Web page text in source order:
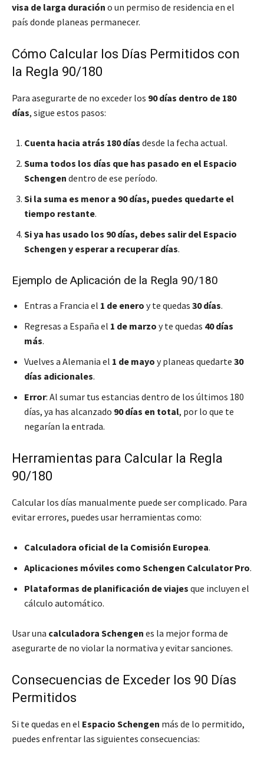
visa de larga duración o un permiso de residencia en el
país donde planeas permanecer.
Cómo Calcular los Días Permitidos con
la Regla 90/180
Para asegurarte de no exceder los 90 días dentro de 180
días, sigue estos pasos:
Cuenta hacia atrás 180 días desde la fecha actual.
Suma todos los días que has pasado en el Espacio
Schengen dentro de ese período.
Si la suma es menor a 90 días, puedes quedarte el
tiempo restante.
Si ya has usado los 90 días, debes salir del Espacio
Schengen y esperar a recuperar días.
Ejemplo de Aplicación de la Regla 90/180
Entras a Francia el 1 de enero y te quedas 30 días.
Regresas a España el 1 de marzo y te quedas 40 días
más.
Vuelves a Alemania el 1 de mayo y planeas quedarte 30
días adicionales.
Error: Al sumar tus estancias dentro de los últimos 180
días, ya has alcanzado 90 días en total, por lo que te
negarían la entrada.
Herramientas para Calcular la Regla
90/180
Calcular los días manualmente puede ser complicado. Para
evitar errores, puedes usar herramientas como:
Calculadora oficial de la Comisión Europea.
Aplicaciones móviles como Schengen Calculator Pro.
Plataformas de planificación de viajes que incluyen el
cálculo automático.
Usar una calculadora Schengen es la mejor forma de
asegurarte de no violar la normativa y evitar sanciones.
Consecuencias de Exceder los 90 Días
Permitidos
Si te quedas en el Espacio Schengen más de lo permitido,
puedes enfrentar las siguientes consecuencias: